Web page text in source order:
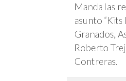
Manda las
asunto “Kits
Granados,
Roberto
Contreras.